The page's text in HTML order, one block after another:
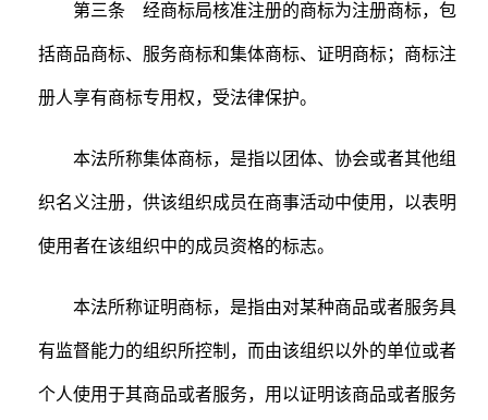
第三条 经商标局核准注册的商标为注册商标，包
括商品商标、服务商标和集体商标、证明商标；商标注
册人享有商标专用权，受法律保护。
本法所称集体商标，是指以团体、协会或者其他组
织名义注册，供该组织成员在商事活动中使用，以表明
使用者在该组织中的成员资格的标志。
本法所称证明商标，是指由对某种商品或者服务具
有监督能力的组织所控制，而由该组织以外的单位或者
个人使用于其商品或者服务，用以证明该商品或者服务